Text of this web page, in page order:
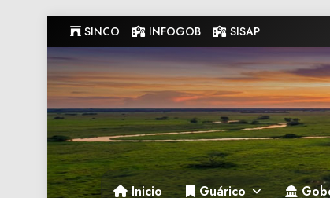
to
content
SINCO INFOGOB SISAP
Gobernacion de
Gobernacion de Guarico
Inicio Guárico